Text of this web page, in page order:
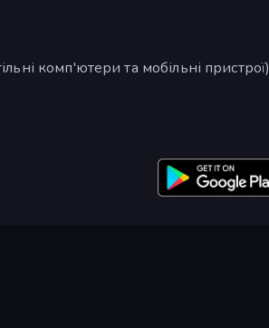
комп'ютери та мобільні пристрої)